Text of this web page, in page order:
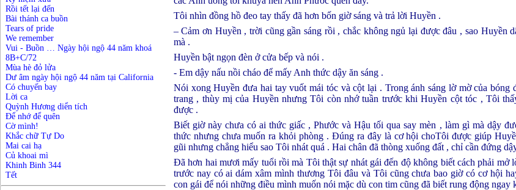
Rồi tết lại đến
Bài thánh ca buồn
Tears of pride
We remember
Vui - Buồn … Ngày hội ngộ 44 năm khoá
8B+C/72
Mùa hè đỏ lửa
Dư âm ngày hội ngộ 44 năm tại California
Có chuyến bay
Lời ca
Quỳnh Hương diển tích
Để nhớ để quên
Cờ mình!
Khắc chữ Tự Do
Mai cai hạ
Củ khoai mì
Khinh Binh 344
Tết
Tôi nhìn đồng hồ đeo tay thấy đã hơn bốn giờ sáng và trả lời Huyền .
– Cảm ơn Huyền , trời cũng gần sáng rồi , chắc không ngủ lại được đâu , sao Huyền
mà .
Huyền bật ngọn đèn ở cửa bếp và nói .
- Em dậy nấu nồi cháo để mấy Anh thức dậy ăn sáng .
Nói xong Huyền đưa hai tay vuốt mái tóc và cột lại . Trong ánh sáng lờ mờ của bóng
trang , thùy mị của Huyền nhưng Tôi còn nhớ tuần trước khi Huyền cột tóc , Tôi
được .
Biết giờ này chưa có ai thức giấc , Phước và Hậu tối qua say mèn , làm gì mà dậy
thức nhưng chưa muốn ra khỏi phòng . Đúng ra đây là cơ hội choTôi được giúp
gũi nhưng chẳng hiểu sao Tôi nhát quá . Hai chân đã thòng xuống đất , chỉ cần đứng
Đã hơn hai mươi mấy tuổi rồi mà Tôi thật sự nhát gái đến độ không biết cách phải mở
trước nay có ai dám xâm mình thương Tôi đâu và Tôi cũng chưa bao giờ có cơ hội
con gái để nói những điều mình muốn nói mặc dù con tim cũng đã biết rung động ngay